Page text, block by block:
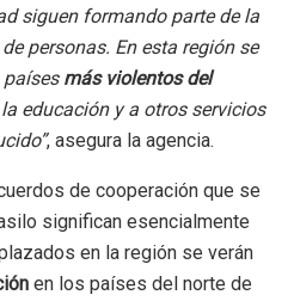
siguen formando parte de la
personas. En esta región se
países más violentos del
educación y a otros servicios
, asegura la agencia.
de cooperación que se
significan esencialmente
en la región se verán
en los países del norte de